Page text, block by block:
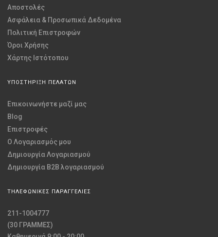
Αποστολές
Ασφάλεια & Προσωπικά Δεδομένα
Πολιτική Επιστροφών
Όροι Χρήσης
Χάρτης Ιστότοπου
ΥΠΟΣΤΗΡΙΞΗ ΠΕΛΑΤΩΝ
Επικοινωνήστε μαζί μας
Blog
Επιστροφές
O Λογαριασμός μου
Δημιουργία Λογαριασμού
Δημιουργία B2B λογαριασμού
ΤΗΛΕΦΩΝΙΚΕΣ ΠΑΡΑΓΓΕΛΙΕΣ
211-1004777
(30 ΓΡΑΜΜΕΣ)